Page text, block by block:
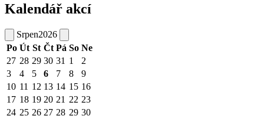
Kalendář akcí
Srpen2026
Po Út St Čt Pá So Ne
27 28 29 30 31 1
2
3
4 5 6 7 8
9
10 11 12 13 14 15 16
17 18 19 20 21 22 23
24 25 26 27 28 29 30